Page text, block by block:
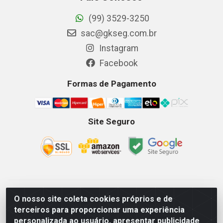
O nosso site coleta cookies próprios e de
terceiros para proporcionar uma experiência
personalizada ao usuário, apresentar publicidade
(99) 3529-3250
sac@gkseg.com.br
Instagram
Facebook
Formas de Pagamento
Site Seguro
GKSEG EPI Maquinas e Equipamentos LTDA - Av. Getulio
Vargas, 2066 Centro, Imperatriz/MA - CEP 65.903-280 - CNPJ
11.191.946/0001-07 - Horários: Segunda-Sexta 08as18hs,